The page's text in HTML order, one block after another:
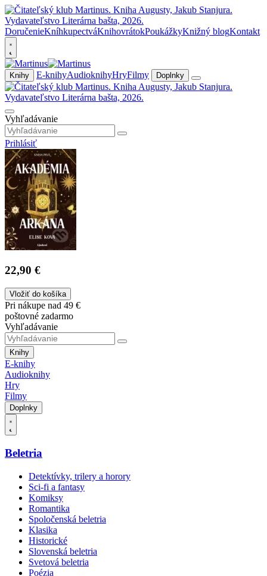
DoručenieKníhkupectváKnihovrátokPoukážkyKnižný blogKontakt
Knihy E-knihyAudioknihyHryFilmy Doplnky
Vyhľadávanie
Prihlásiť
22,90 €
Vložiť do košíka
Pri nákupe nad 49 €
poštovné zadarmo
Vyhľadávanie
Knihy
E-knihy
Audioknihy
Hry
Filmy
Doplnky
Beletria
Detektívky, trilery a horory
Sci-fi a fantasy
Komiksy
Romantika
Spoločenská beletria
Klasika
Historické
Slovenská beletria
Svetová beletria
Poézia